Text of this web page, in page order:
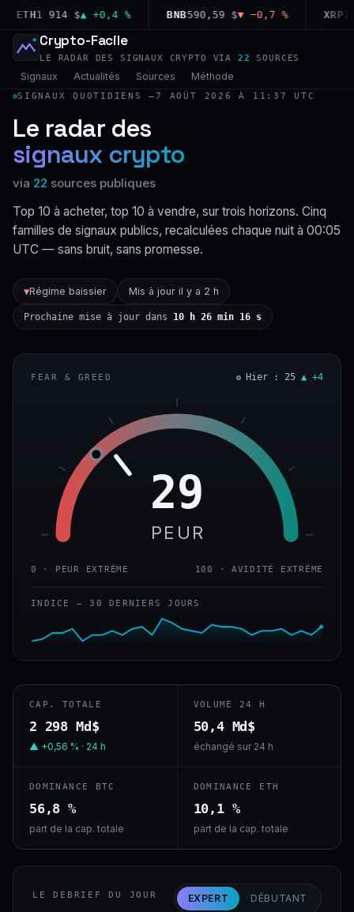
1 914 $▲ +0,4 % BNB590,59 $▼ −0,7 % XRP1,03
Crypto-Facile
LE RADAR DES SIGNAUX CRYPTO VIA 22 SOURCES
Signaux Actualités Sources Méthode
SIGNAUX QUOTIDIENS —7 AOÛT 2026 À 11:37 UTC
Le radar des
signaux crypto
via 22 sources publiques
Top 10 à acheter, top 10 à vendre, sur trois horizons. Cinq
familles de signaux publics, recalculées chaque nuit à 00:05
UTC — sans bruit, sans promesse.
▼Régime baissier Mis à jour il y a 2 h
Prochaine mise à jour dans 10 h 26 min 15 s
FEAR & GREED Hier : 25 ▲ +4
29
PEUR
0 · PEUR EXTRÊME 100 · AVIDITÉ EXTRÊME
INDICE — 30 DERNIERS JOURS
CAP. TOTALE
2 298 Md$
▲ +0,56 % · 24 h
VOLUME 24 H
50,4 Md$
échangé sur 24 h
DOMINANCE BTC
56,8 %
part de la cap. totale
DOMINANCE ETH
10,1 %
part de la cap. totale
LE DÉBRIEF DU JOUR EXPERT DÉBUTANT